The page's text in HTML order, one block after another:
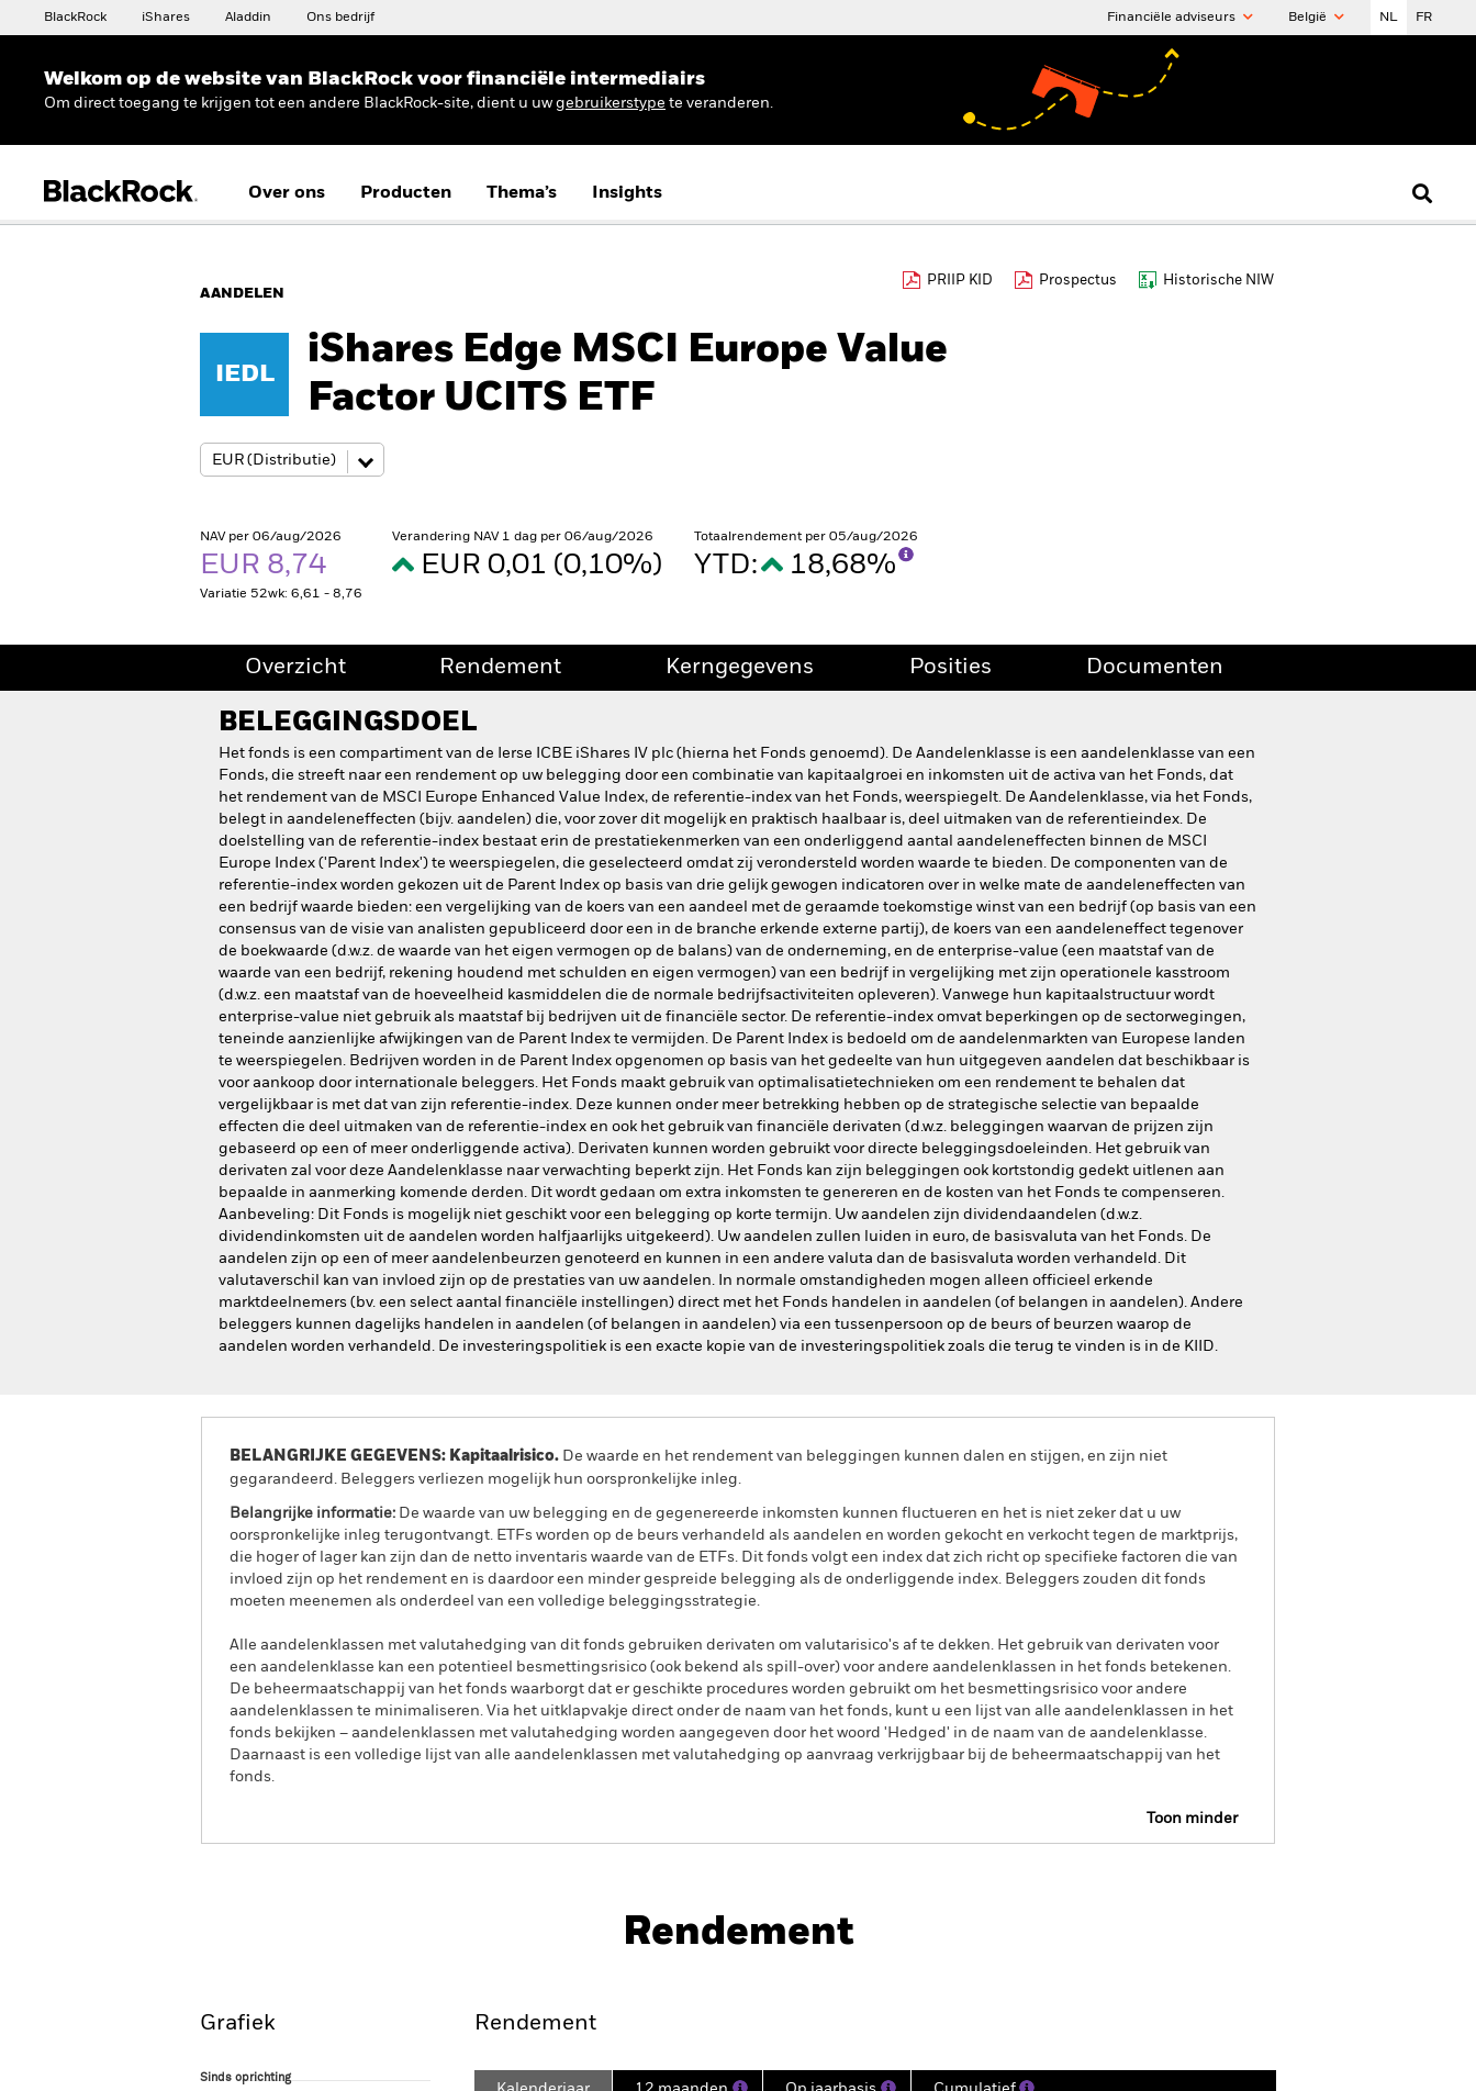
BlackRock iShares Aladdin Ons bedrijf Financiële adviseurs België NL FR
Welkom op de website van BlackRock voor financiële intermediairs
Om direct toegang te krijgen tot een andere BlackRock-site, dient u uw gebruikerstype te veranderen.
Over ons Producten Thema’s Insights
AANDELEN
PRIIP KID Prospectus Historische NIW
IEDL
iShares Edge MSCI Europe Value
Factor UCITS ETF
NAV per 06/aug/2026
EUR 8,74
Variatie 52wk: 6,61 - 8,76
Verandering NAV 1 dag per 06/aug/2026
EUR 0,01 (0,10%)
Totaalrendement per 05/aug/2026
YTD: 18,68%
Overzicht Rendement Kerngegevens Posities Documenten
BELEGGINGSDOEL
Het fonds is een compartiment van de Ierse ICBE iShares IV plc (hierna het Fonds genoemd). De Aandelenklasse is een aandelenklasse van een
Fonds, die streeft naar een rendement op uw belegging door een combinatie van kapitaalgroei en inkomsten uit de activa van het Fonds, dat
het rendement van de MSCI Europe Enhanced Value Index, de referentie-index van het Fonds, weerspiegelt. De Aandelenklasse, via het Fonds,
belegt in aandeleneffecten (bijv. aandelen) die, voor zover dit mogelijk en praktisch haalbaar is, deel uitmaken van de referentieindex. De
doelstelling van de referentie-index bestaat erin de prestatiekenmerken van een onderliggend aantal aandeleneffecten binnen de MSCI
Europe Index ('Parent Index') te weerspiegelen, die geselecteerd omdat zij verondersteld worden waarde te bieden. De componenten van de
referentie-index worden gekozen uit de Parent Index op basis van drie gelijk gewogen indicatoren over in welke mate de aandeleneffecten van
een bedrijf waarde bieden: een vergelijking van de koers van een aandeel met de geraamde toekomstige winst van een bedrijf (op basis van een
consensus van de visie van analisten gepubliceerd door een in de branche erkende externe partij), de koers van een aandeleneffect tegenover
de boekwaarde (d.w.z. de waarde van het eigen vermogen op de balans) van de onderneming, en de enterprise-value (een maatstaf van de
waarde van een bedrijf, rekening houdend met schulden en eigen vermogen) van een bedrijf in vergelijking met zijn operationele kasstroom
(d.w.z. een maatstaf van de hoeveelheid kasmiddelen die de normale bedrijfsactiviteiten opleveren). Vanwege hun kapitaalstructuur wordt
enterprise-value niet gebruik als maatstaf bij bedrijven uit de financiële sector. De referentie-index omvat beperkingen op de sectorwegingen,
teneinde aanzienlijke afwijkingen van de Parent Index te vermijden. De Parent Index is bedoeld om de aandelenmarkten van Europese landen
te weerspiegelen. Bedrijven worden in de Parent Index opgenomen op basis van het gedeelte van hun uitgegeven aandelen dat beschikbaar is
voor aankoop door internationale beleggers. Het Fonds maakt gebruik van optimalisatietechnieken om een rendement te behalen dat
vergelijkbaar is met dat van zijn referentie-index. Deze kunnen onder meer betrekking hebben op de strategische selectie van bepaalde
effecten die deel uitmaken van de referentie-index en ook het gebruik van financiële derivaten (d.w.z. beleggingen waarvan de prijzen zijn
gebaseerd op een of meer onderliggende activa). Derivaten kunnen worden gebruikt voor directe beleggingsdoeleinden. Het gebruik van
derivaten zal voor deze Aandelenklasse naar verwachting beperkt zijn. Het Fonds kan zijn beleggingen ook kortstondig gedekt uitlenen aan
bepaalde in aanmerking komende derden. Dit wordt gedaan om extra inkomsten te genereren en de kosten van het Fonds te compenseren.
Aanbeveling: Dit Fonds is mogelijk niet geschikt voor een belegging op korte termijn. Uw aandelen zijn dividendaandelen (d.w.z.
dividendinkomsten uit de aandelen worden halfjaarlijks uitgekeerd). Uw aandelen zullen luiden in euro, de basisvaluta van het Fonds. De
aandelen zijn op een of meer aandelenbeurzen genoteerd en kunnen in een andere valuta dan de basisvaluta worden verhandeld. Dit
valutaverschil kan van invloed zijn op de prestaties van uw aandelen. In normale omstandigheden mogen alleen officieel erkende
marktdeelnemers (bv. een select aantal financiële instellingen) direct met het Fonds handelen in aandelen (of belangen in aandelen). Andere
beleggers kunnen dagelijks handelen in aandelen (of belangen in aandelen) via een tussenpersoon op de beurs of beurzen waarop de
aandelen worden verhandeld. De investeringspolitiek is een exacte kopie van de investeringspolitiek zoals die terug te vinden is in de KIID.
BELANGRIJKE GEGEVENS: Kapitaalrisico. De waarde en het rendement van beleggingen kunnen dalen en stijgen, en zijn niet
gegarandeerd. Beleggers verliezen mogelijk hun oorspronkelijke inleg.
Belangrijke informatie: De waarde van uw belegging en de gegenereerde inkomsten kunnen fluctueren en het is niet zeker dat u uw
oorspronkelijke inleg terugontvangt. ETFs worden op de beurs verhandeld als aandelen en worden gekocht en verkocht tegen de marktprijs,
die hoger of lager kan zijn dan de netto inventaris waarde van de ETFs. Dit fonds volgt een index dat zich richt op specifieke factoren die van
invloed zijn op het rendement en is daardoor een minder gespreide belegging als de onderliggende index. Beleggers zouden dit fonds
moeten meenemen als onderdeel van een volledige beleggingsstrategie.
Alle aandelenklassen met valutahedging van dit fonds gebruiken derivaten om valutarisico's af te dekken. Het gebruik van derivaten voor
een aandelenklasse kan een potentieel besmettingsrisico (ook bekend als spill-over) voor andere aandelenklassen in het fonds betekenen.
De beheermaatschappij van het fonds waarborgt dat er geschikte procedures worden gebruikt om het besmettingsrisico voor andere
aandelenklassen te minimaliseren. Via het uitklapvakje direct onder de naam van het fonds, kunt u een lijst van alle aandelenklassen in het
fonds bekijken – aandelenklassen met valutahedging worden aangegeven door het woord 'Hedged' in de naam van de aandelenklasse.
Daarnaast is een volledige lijst van alle aandelenklassen met valutahedging op aanvraag verkrijgbaar bij de beheermaatschappij van het
fonds.
Toon minder
Kerngegevens
Rendement
Grafiek
Sinds oprichting
Sinds oprichting
Rendement